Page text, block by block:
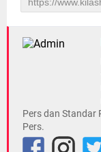
Pers dan Standar
Pers.